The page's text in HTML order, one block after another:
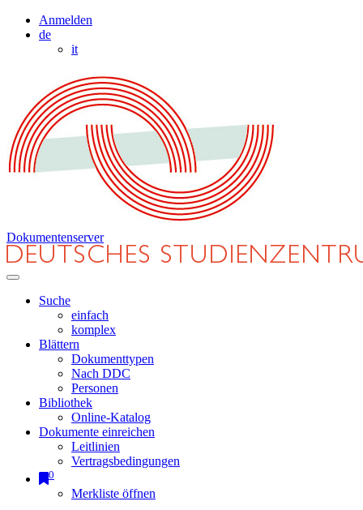
Anmelden
de
it
Dokumentenserver
Suche
einfach
komplex
Blättern
Dokumenttypen
Nach DDC
Personen
Bibliothek
Online-Katalog
Dokumente einreichen
Leitlinien
Vertragsbedingungen
0
Merkliste öffnen